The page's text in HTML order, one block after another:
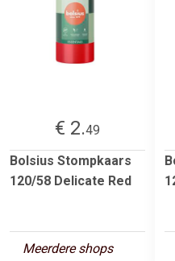
€ 2.49
Bolsius Stompkaars
120/58 Delicate Red
Meerdere shops